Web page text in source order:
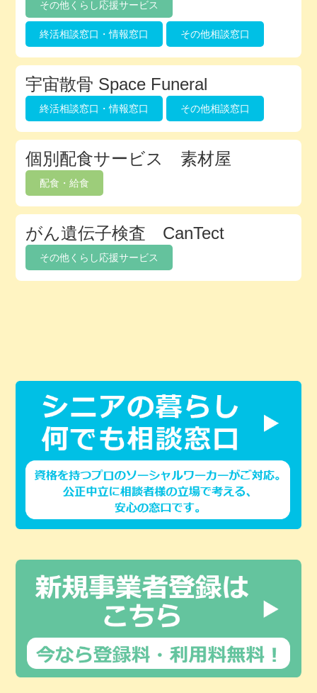
その他くらし応援サービス
終活相談窓口・情報窓口 その他相談窓口
宇宙散骨 Space Funeral
終活相談窓口・情報窓口 その他相談窓口
個別配食サービス 素材屋
配食・給食
がん遺伝子検査 CanTect
その他くらし応援サービス